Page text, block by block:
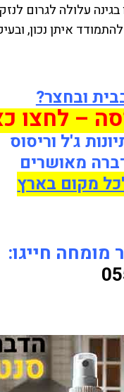
עלולה לגרום
איתן נכון,
ובחצר?
– לחצו
ג'ל וריסוס
מאושרים
מקום בארץ
חייגו: